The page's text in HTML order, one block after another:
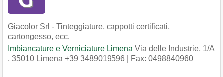
Giacolor Srl - Tinteggiature, cappotti certificati,
cartongesso, ecc.
Imbiancature e Verniciature Limena Via delle Industrie, 1/A
, 35010 Limena +39 3489019596 | Fax: 0498840960